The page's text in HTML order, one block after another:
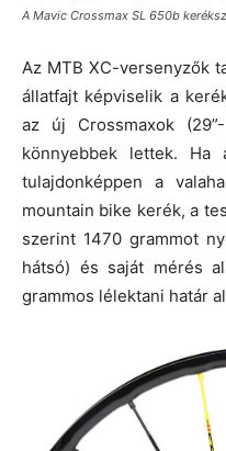
A Mavic Crossmax SL 650b
Az MTB XC-versenyzők
állatfajt képviselik a
az új Crossmaxok
könnyebbek lettek. Ha
tulajdonképpen a
mountain bike kerék, a
szerint 1470 grammot
hátsó) és saját mérés
grammos lélektani határ